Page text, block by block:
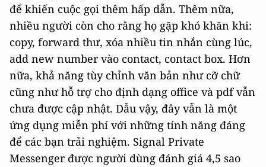
để khiến cuộc gọi thêm hấp dẫn. Thêm nữa,
nhiều người còn cho rằng họ gặp khó khăn khi:
copy, forward thư, xóa nhiều tin nhắn cùng lúc,
add new number vào contact, contact box. Hơn
nữa, khả năng tùy chỉnh văn bản như cỡ chữ
cũng như hỗ trợ cho định dạng office và pdf vẫn
chưa được cập nhật. Dẫu vậy, đây vẫn là một
ứng dụng miễn phí với những tính năng đáng
để các bạn trải nghiệm. Signal Private
Messenger được người dùng đánh giá 4,5 sao